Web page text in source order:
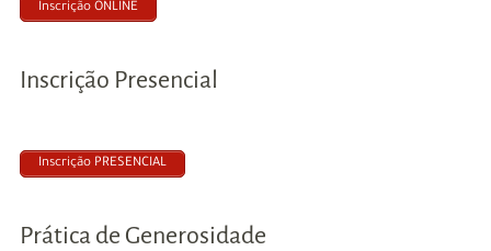
Inscrição ONLINE
Inscrição Presencial
Inscrição PRESENCIAL
Prática de Generosidade